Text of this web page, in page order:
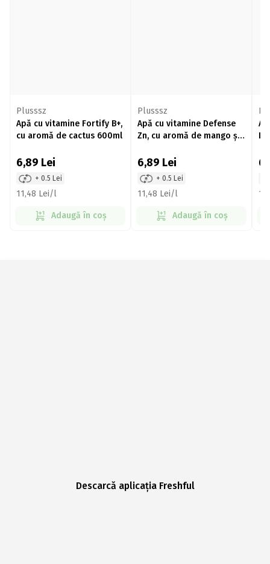
Plusssz
Apă cu vitamine Fortify B+,
cu aromă de cactus 600ml
6,89 Lei
+ 0.5 Lei
11,48 Lei/l
Adaugă în coș
Plusssz
Apă cu vitamine Defense
Zn, cu aromă de mango și
6,89 Lei
+ 0.5 Lei
11,48 Lei/l
Adaugă în coș
Descarcă aplicația Freshful